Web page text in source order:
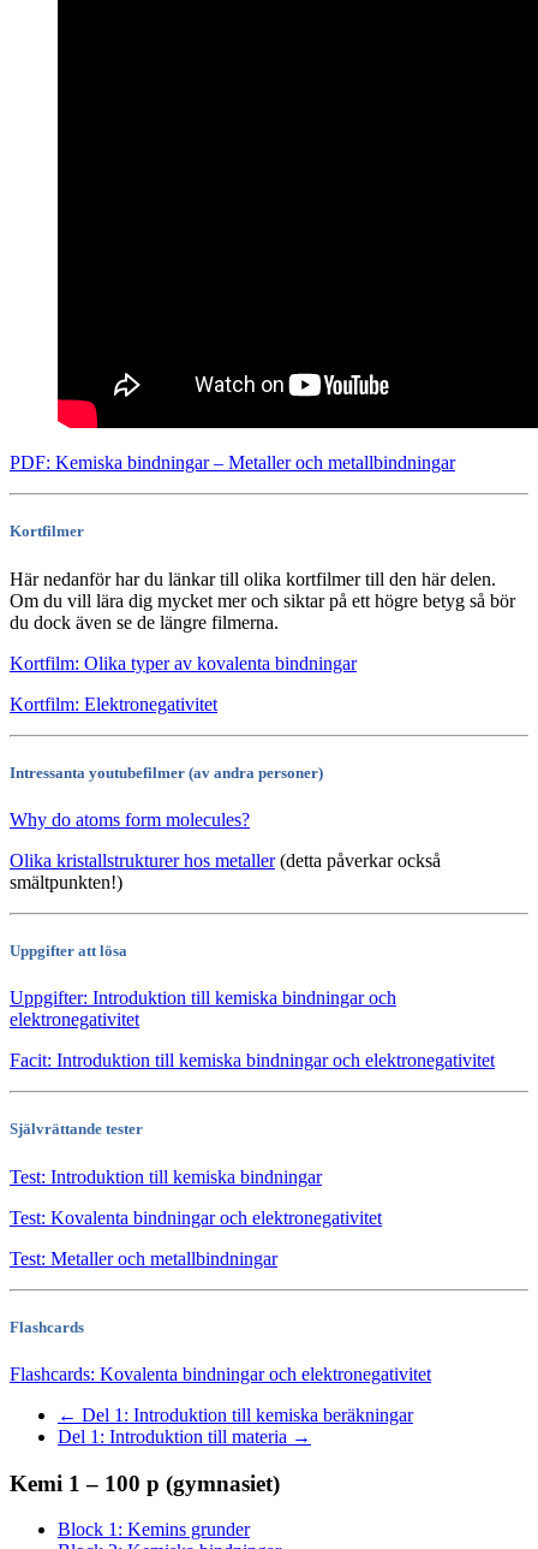
PDF: Kemiska bindningar – Metaller och metallbindningar
Kortfilmer
Här nedanför har du länkar till olika kortfilmer till den här delen.
Om du vill lära dig mycket mer och siktar på ett högre betyg så bör
du dock även se de längre filmerna.
Kortfilm: Olika typer av kovalenta bindningar
Kortfilm: Elektronegativitet
Intressanta youtubefilmer (av andra personer)
Why do atoms form molecules?
Olika kristallstrukturer hos metaller(detta påverkar också
smältpunkten!)
Uppgifter att lösa
Uppgifter: Introduktion till kemiska bindningar och
elektronegativitet
Facit: Introduktion till kemiska bindningar och elektronegativitet
Självrättande tester
Test: Introduktion till kemiska bindningar
Test: Kovalenta bindningar och elektronegativitet
Test: Metaller och metallbindningar
Flashcards
Flashcards: Kovalenta bindningar och elektronegativitet
← Del 1: Introduktion till kemiska beräkningar
Del 1: Introduktion till materia →
Kemi 1 – 100 p (gymnasiet)
Block 1: Kemins grunder